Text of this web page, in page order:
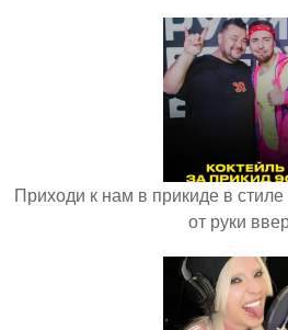
Приходи к нам в прикиде в
от руки